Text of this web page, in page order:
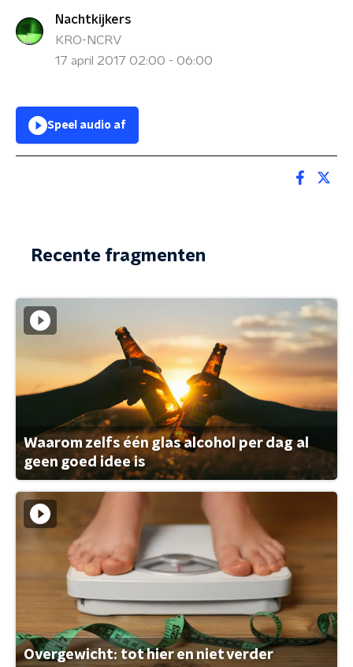
Nachtkijkers
KRO-NCRV
17 april 2017 02:00 - 06:00
Speel audio af
Recente fragmenten
Waarom zelfs één glas alcohol per dag al
geen goed idee is
Overgewicht: tot hier en niet verder